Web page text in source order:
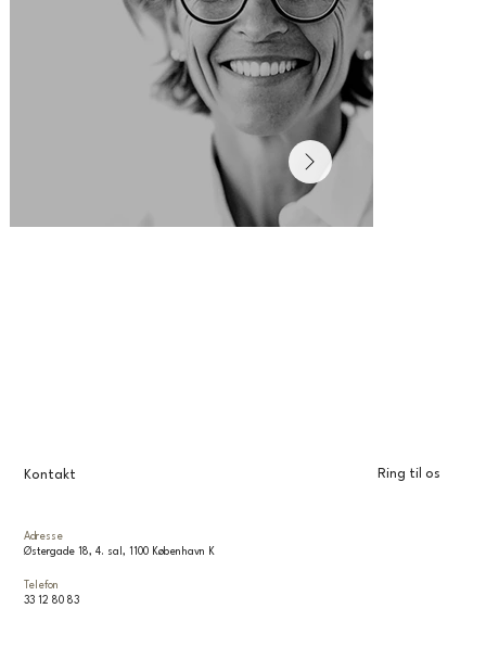
Kontakt
Telefon
33 12 80 83
Adresse
Østergade 18, 4. sal, 1100 København K
Ring til os